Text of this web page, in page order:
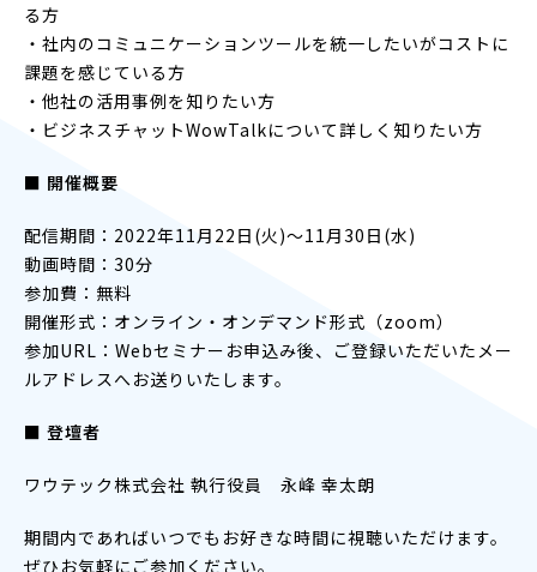
る方
・社内のコミュニケーションツールを統一したいがコストに
課題を感じている方
・他社の活用事例を知りたい方
・ビジネスチャットWowTalkについて詳しく知りたい方
■ 開催概要
配信期間：2022年11月22日(火)〜11月30日(水)
動画時間：30分
参加費：無料
開催形式：オンライン・オンデマンド形式（zoom）
参加URL：Webセミナーお申込み後、ご登録いただいたメー
ルアドレスへお送りいたします。
■ 登壇者
ワウテック株式会社 執行役員 永峰 幸太朗
期間内であればいつでもお好きな時間に視聴いただけます。
ぜひお気軽にご参加ください。